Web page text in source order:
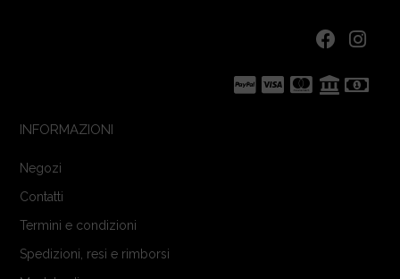
INFORMAZIONI
Negozi
Contatti
Termini e condizioni
Spedizioni, resi e rimborsi